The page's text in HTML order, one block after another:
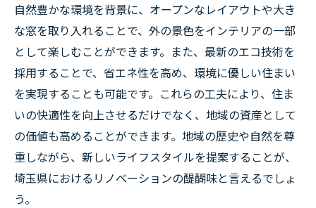
自然豊かな環境を背景に、オープンなレイアウトや大き
な窓を取り入れることで、外の景色をインテリアの一部
として楽しむことができます。また、最新のエコ技術を
採用することで、省エネ性を高め、環境に優しい住まい
を実現することも可能です。これらの工夫により、住ま
いの快適性を向上させるだけでなく、地域の資産として
の価値も高めることができます。地域の歴史や自然を尊
重しながら、新しいライフスタイルを提案することが、
埼玉県におけるリノベーションの醍醐味と言えるでしょ
う。